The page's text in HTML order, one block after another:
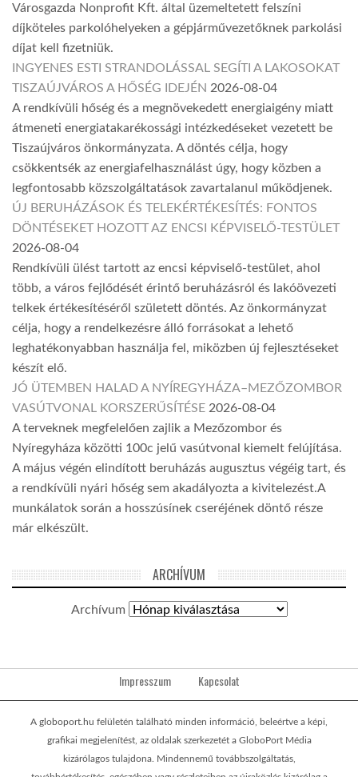
Városgazda Nonprofit Kft. által üzemeltetett felszíni
díjköteles parkolóhelyeken a gépjárművezetőknek parkolási
díjat kell fizetniük.
INGYENES ESTI STRANDOLÁSSAL SEGÍTI A LAKOSOKAT
TISZAÚJVÁROS A HŐSÉG IDEJÉN 2026-08-04
A rendkívüli hőség és a megnövekedett energiaigény miatt
átmeneti energiatakarékossági intézkedéseket vezetett be
Tiszaújváros önkormányzata. A döntés célja, hogy
csökkentsék az energiafelhasználást úgy, hogy közben a
legfontosabb közszolgáltatások zavartalanul működjenek.
ÚJ BERUHÁZÁSOK ÉS TELEKÉRTÉKESÍTÉS: FONTOS
DÖNTÉSEKET HOZOTT AZ ENCSI KÉPVISELŐ-TESTÜLET
2026-08-04
Rendkívüli ülést tartott az encsi képviselő-testület, ahol
több, a város fejlődését érintő beruházásról és lakóövezeti
telkek értékesítéséről született döntés. Az önkormányzat
célja, hogy a rendelkezésre álló forrásokat a lehető
leghatékonyabban használja fel, miközben új fejlesztéseket
készít elő.
JÓ ÜTEMBEN HALAD A NYÍREGYHÁZA–MEZŐZOMBOR
VASÚTVONAL KORSZERŰSÍTÉSE 2026-08-04
A terveknek megfelelően zajlik a Mezőzombor és
Nyíregyháza közötti 100c jelű vasútvonal kiemelt felújítása.
A május végén elindított beruházás augusztus végéig tart, és
a rendkívüli nyári hőség sem akadályozta a kivitelezést.A
munkálatok során a hosszúsínek cseréjének döntő része
már elkészült.
ARCHÍVUM
Archívum
Impresszum Kapcsolat
A globoport.hu felületén található minden információ, beleértve a képi,
grafikai megjelenítést, az oldalak szerkezetét a GloboPort Média
kizárólagos tulajdona. Mindennemű továbbszolgáltatás,